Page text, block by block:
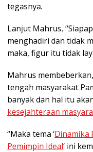
tegasnya.
Lanjut Mahrus,
menghadiri dan tidak
maka, figur itu tidak
Mahrus
tengah masyarakat
banyak dan hal itu
kesejahteraan
“Maka tema ‘Dinamika
Pemimpin Ideal‘ ini